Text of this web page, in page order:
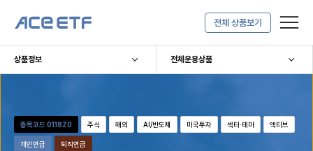
한
국
투
자
메
인
한국투자신탁운용
전체 상품보기
로그인
메
메인페이지로 이동
상품정보 전체운용상품
종목코드 0118Z0 주식 해외 AI/반도체 미국투자 섹터·테마 액티브
개인연금 퇴직연금